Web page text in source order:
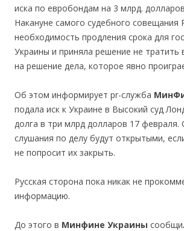
иска по евробондам на 3 млрд.
Накануне самого судебного совещания
необходимость продления срока для
Украины и приняла решение не тратить
на решение дела, которое явно
Об этом информирует pr-служба
подала иск к Украине в Высокий суд
долга в три млрд долларов 17 февраля.
слушания по делу будут открытыми,
не попросит их закрыть.
Русская сторона пока никак не
информацию.
До этого в Минфине Украины